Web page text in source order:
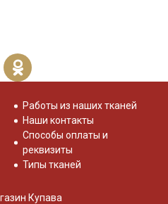
Работы из наших тканей
Наши контакты
Способы оплаты и
реквизиты
Типы тканей
Купава